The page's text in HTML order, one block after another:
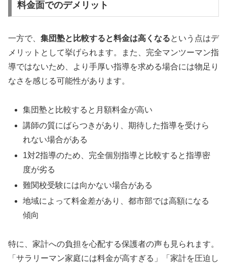
料金面でのデメリット
一方で、 集団塾と比較すると料金は高くなるという点はデ
メリットとして挙げられます。また、完全マンツーマン指
導ではないため、より手厚い指導を求める場合には物足り
なさを感じる可能性があります。
集団塾と比較すると月額料金が高い
講師の質にばらつきがあり、期待した指導を受けら
れない場合がある
1対2指導のため、完全個別指導と比較すると指導密
度が劣る
難関校受験には向かない場合がある
地域によって料金差があり、都市部では高額になる
傾向
特に、家計への負担を心配する保護者の声も見られます。
「サラリーマン家庭には料金が高すぎる」「家計を圧迫し